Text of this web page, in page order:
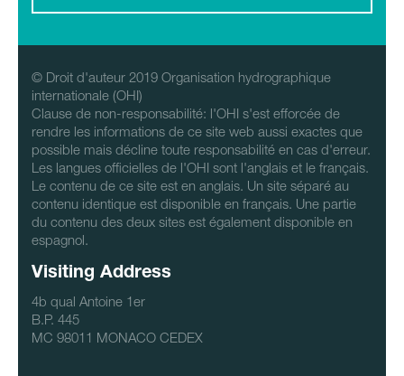
© Droit d'auteur 2019 Organisation hydrographique
internationale (OHI)
Clause de non-responsabilité: l'OHI s'est efforcée de
rendre les informations de ce site web aussi exactes que
possible mais décline toute responsabilité en cas d'erreur.
Les langues officielles de l'OHI sont l'anglais et le français.
Le contenu de ce site est en anglais. Un site séparé au
contenu identique est disponible en français. Une partie
du contenu des deux sites est également disponible en
espagnol.
Visiting Address
4b qual Antoine 1er
B.P. 445
MC 98011 MONACO CEDEX